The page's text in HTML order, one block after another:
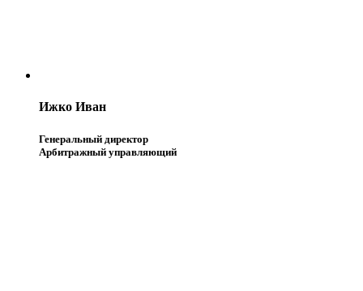
Ижко Иван
Генеральный директор
Арбитражный управляющий